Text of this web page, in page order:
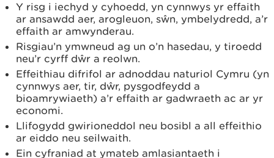
Y risg i iechyd y cyhoedd, yn cynnwys yr effaith
ar ansawdd aer, arogleuon, sŵn, ymbelydredd, a’r
effaith ar amwynderau.
Risgiau’n ymwneud ag un o’n hasedau, y tiroedd
neu’r cyrff dŵr a reolwn.
Effeithiau difrifol ar adnoddau naturiol Cymru (yn
cynnwys aer, tir, dŵr, pysgodfeydd a
bioamrywiaeth) a’r effaith ar gadwraeth ac ar yr
economi.
Llifogydd gwirioneddol neu bosibl a all effeithio
ar eiddo neu seilwaith.
Ein cyfraniad at ymateb amlasiantaeth i